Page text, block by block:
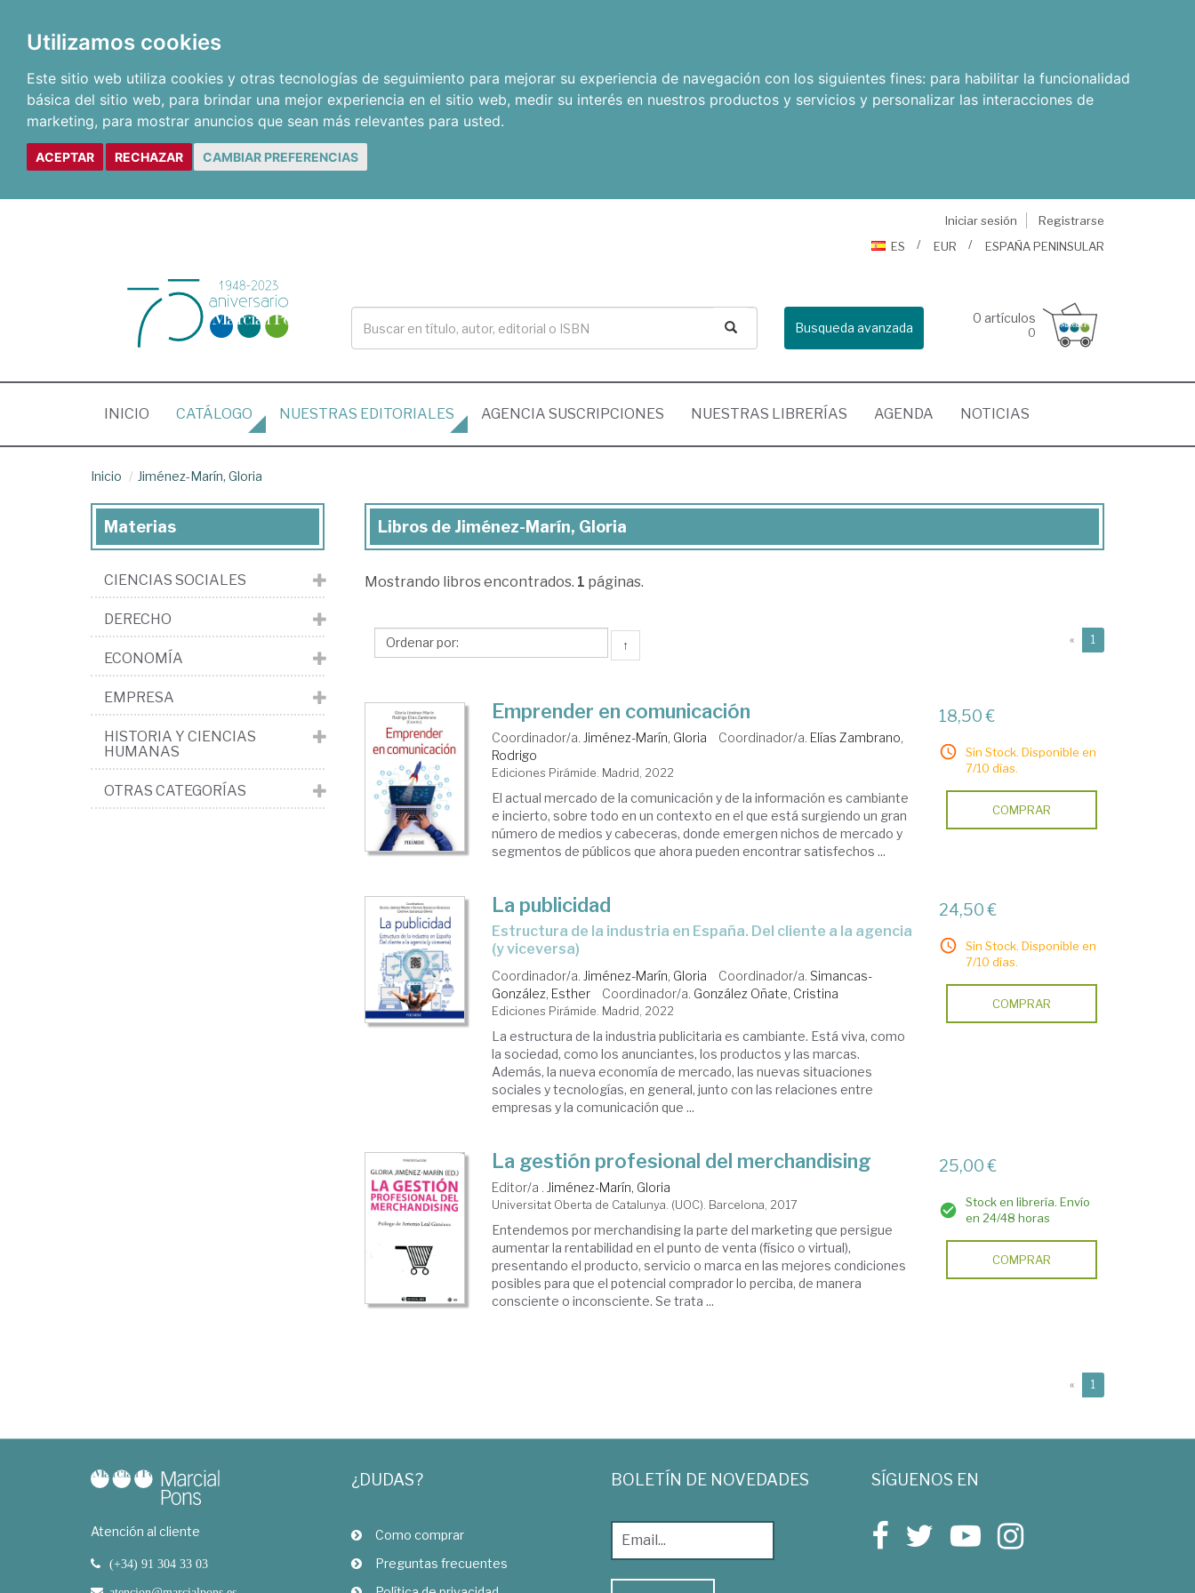
Utilizamos cookies
Este sitio web utiliza cookies y otras tecnologías de seguimiento para mejorar su experiencia de navegación con los siguientes fines: para habilitar la funcionalidad
básica del sitio web, para brindar una mejor experiencia en el sitio web, medir su interés en nuestros productos y servicios y personalizar las interacciones de
marketing, para mostrar anuncios que sean más relevantes para usted.
ACEPTAR RECHAZAR CAMBIAR PREFERENCIAS
Iniciar sesión
Registrarse
ES
EUR ESPAÑA PENINSULAR
Busqueda avanzada
0 artículos
0
INICIO (CURRENT)
CATÁLOGO NUESTRAS EDITORIALES AGENCIA SUSCRIPCIONES NUESTRAS LIBRERÍAS AGENDA NOTICIAS
Inicio Jiménez-Marín, Gloria
Libros
Jiménez-
Gloria
Libros de Jiménez-Marín, Gloria
Mostrando libros encontrados. 1 páginas.
↑ « 1
Emprender en comunicación
Coordinador/a. Jiménez-Marín, Gloria Coordinador/a. Elías Zambrano,
Rodrigo
Ediciones Pirámide. Madrid, 2022
El actual mercado de la comunicación y de la información es cambiante
e incierto, sobre todo en un contexto en el que está surgiendo un gran
número de medios y cabeceras, donde emergen nichos de mercado y
segmentos de públicos que ahora pueden encontrar satisfechos ...
18,50 €
Sin Stock. Disponible en
7/10 días.
COMPRAR
La publicidad
Estructura de la industria en España. Del cliente a la agencia
(y viceversa)
Coordinador/a. Jiménez-Marín, Gloria Coordinador/a. Simancas-
González, Esther
Coordinador/a. González Oñate, Cristina
Ediciones Pirámide. Madrid, 2022
La estructura de la industria publicitaria es cambiante. Está viva, como
la sociedad, como los anunciantes, los productos y las marcas.
Además, la nueva economía de mercado, las nuevas situaciones
sociales y tecnologías, en general, junto con las relaciones entre
empresas y la comunicación que ...
24,50 €
Sin Stock. Disponible en
7/10 días.
COMPRAR
La gestión profesional del merchandising
Editor/a . Jiménez-Marín, Gloria
Universitat Oberta de Catalunya. (UOC). Barcelona, 2017
Entendemos por merchandising la parte del marketing que persigue
aumentar la rentabilidad en el punto de venta (físico o virtual),
presentando el producto, servicio o marca en las mejores condiciones
posibles para que el potencial comprador lo perciba, de manera
consciente o inconsciente. Se trata ...
25,00 €
Stock en librería. Envío
en 24/48 horas
COMPRAR
« 1
Materias
CIENCIAS SOCIALES
DERECHO
ECONOMÍA
EMPRESA
HISTORIA Y CIENCIAS
HUMANAS
OTRAS CATEGORÍAS
Atención al cliente
(+34) 91 304 33 03
¿DUDAS?
Como comprar
Preguntas frecuentes
BOLETÍN DE NOVEDADES SÍGUENOS EN